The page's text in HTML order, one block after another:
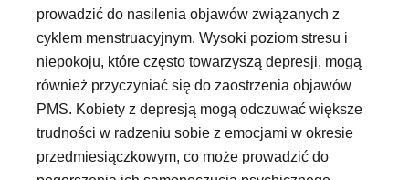
prowadzić do nasilenia objawów związanych z
cyklem menstruacyjnym. Wysoki poziom stresu i
niepokoju, które często towarzyszą depresji, mogą
również przyczyniać się do zaostrzenia objawów
PMS. Kobiety z depresją mogą odczuwać większe
trudności w radzeniu sobie z emocjami w okresie
przedmiesiączkowym, co może prowadzić do